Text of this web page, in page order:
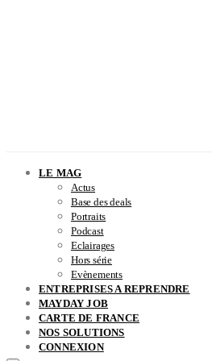
LE MAG
Actus
Base des deals
Portraits
Podcast
Eclairages
Hors série
Evènements
ENTREPRISES A REPRENDRE
MAYDAY JOB
CARTE DE FRANCE
NOS SOLUTIONS
CONNEXION